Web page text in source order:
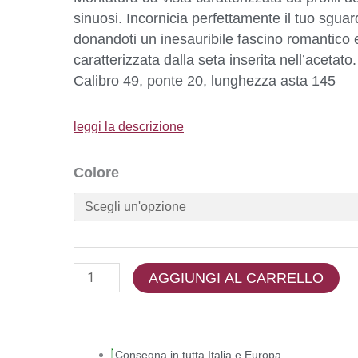
sinuosi. Incornicia perfettamente il tuo
donandoti un inesauribile fascino romantico
caratterizzata dalla seta inserita nell’acetato.
Calibro 49, ponte 20, lunghezza asta 145
leggi la descrizione
Colore
AGGIUNGI AL CARRELLO
Consegna in tutta Italia e Europa